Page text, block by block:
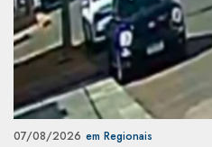
07/08/2026 em Regionais